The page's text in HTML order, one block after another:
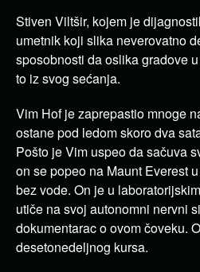
Stiven Viltšir, kojem je
umetnik koji slika neverovatno
sposobnosti da oslika gradove
to iz svog sećanja.
Vim Hof je zaprepastio mnoge
ostane pod ledom skoro dva
Pošto je Vim uspeo da sačuva
on se popeo na Maunt Everest
bez vode. On je u
utiče na svoj autonomni nervni
dokumentarac o ovom čoveku.
desetonedeljnog kursa.